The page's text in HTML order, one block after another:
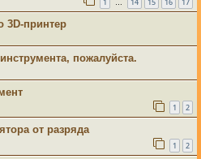
…
3D-принтер
пожалуйста.
1 2
от разряда
1 2